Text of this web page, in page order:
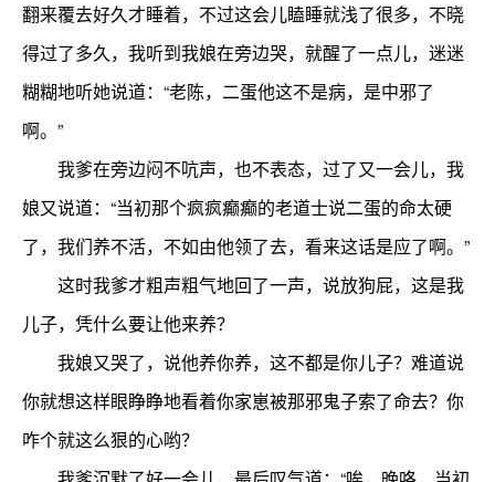
翻来覆去好久才睡着，不过这会儿瞌睡就浅了很多，不晓
得过了多久，我听到我娘在旁边哭，就醒了一点儿，迷迷
糊糊地听她说道：“老陈，二蛋他这不是病，是中邪了
啊。”
我爹在旁边闷不吭声，也不表态，过了又一会儿，我
娘又说道：“当初那个疯疯癫癫的老道士说二蛋的命太硬
了，我们养不活，不如由他领了去，看来这话是应了啊。”
这时我爹才粗声粗气地回了一声，说放狗屁，这是我
儿子，凭什么要让他来养？
我娘又哭了，说他养你养，这不都是你儿子？难道说
你就想这样眼睁睁地看着你家崽被那邪鬼子索了命去？你
咋个就这么狠的心哟？